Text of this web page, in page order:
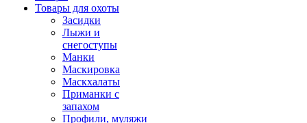
Товары для охоты
Засидки
Лыжи и
снегоступы
Манки
Маскировка
Маскхалаты
Приманки с
запахом
Профили, муляжи